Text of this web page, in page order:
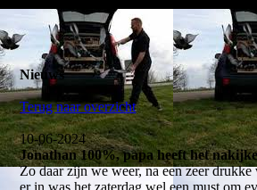
Nieuws
Terug naar overzicht
10-06-2024
Jonathan 100%, papa heeft het
Zo daar zijn we weer, na een zeer
er in was het zaterdag wel een must om